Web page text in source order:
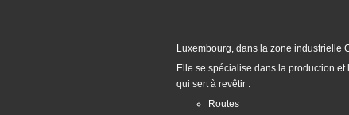
Luxembourg, dans la zone industrielle
Elle se spécialise dans la production
qui sert à revêtir :
Routes